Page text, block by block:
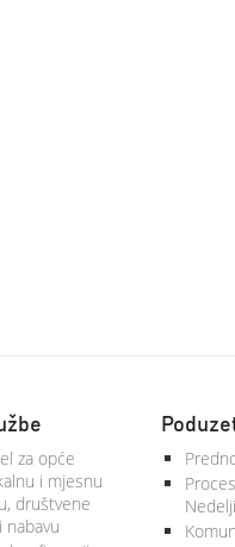
za opće
i mjesnu
društvene
Nedelji